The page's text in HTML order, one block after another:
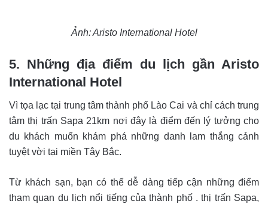
Ảnh: Aristo International Hotel
5. Những địa điểm du lịch gần Aristo
International Hotel
Vì tọa lạc tại trung tâm thành phố Lào Cai và chỉ cách trung
tâm thị trấn Sapa 21km nơi đây là điểm đến lý tưởng cho
du khách muốn khám phá những danh lam thắng cảnh
tuyệt vời tại miền Tây Bắc.
Từ khách sạn, bạn có thể dễ dàng tiếp cận những điểm
tham quan du lịch nổi tiếng của thành phố . thị trấn Sapa,